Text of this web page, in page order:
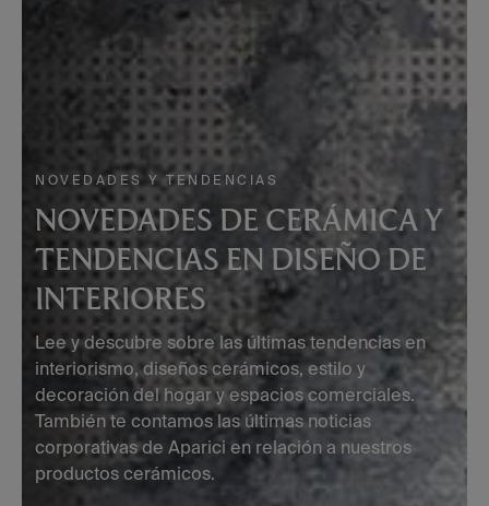
NOVEDADES Y TENDENCIAS
NOVEDADES DE CERÁMICA Y
TENDENCIAS EN DISEÑO DE
INTERIORES
Lee y descubre sobre las últimas tendencias en
interiorismo, diseños cerámicos, estilo y
decoración del hogar y espacios comerciales.
También te contamos las últimas noticias
corporativas de Aparici en relación a nuestros
productos cerámicos.